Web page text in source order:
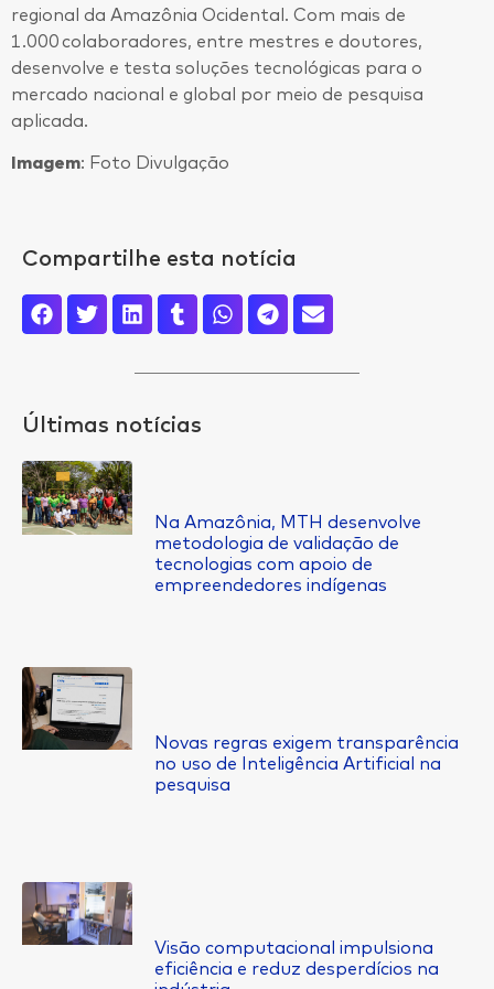
regional da Amazônia Ocidental. Com mais de
1.000 colaboradores, entre mestres e doutores,
desenvolve e testa soluções tecnológicas para o
mercado nacional e global por meio de pesquisa
aplicada.
Imagem: Foto Divulgação
Compartilhe esta notícia
Últimas notícias
Na Amazônia, MTH desenvolve
metodologia de validação de
tecnologias com apoio de
empreendedores indígenas
Novas regras exigem transparência
no uso de Inteligência Artificial na
pesquisa
Visão computacional impulsiona
eficiência e reduz desperdícios na